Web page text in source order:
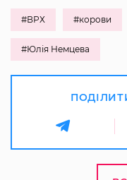
#ВРХ #корови
#Юлія Немцева